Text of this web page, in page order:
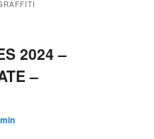
2024 –
–